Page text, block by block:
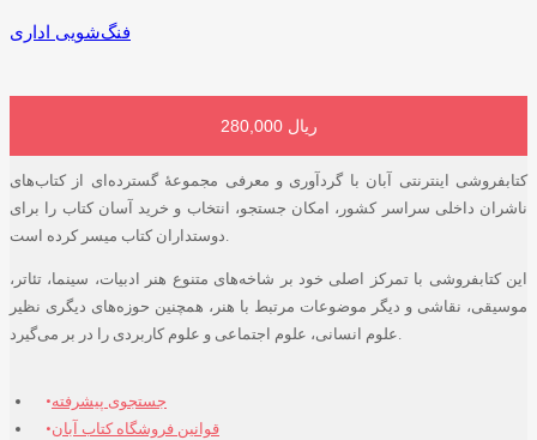
فنگ‌شویی اداری
280,000 ریال
افزودن به سبد خرید
کتابفروشی اینترنتی آبان با گردآوری و معرفی مجموعۀ گسترده‌ای از کتاب‌های
ناشران داخلی سراسر کشور، امکان جستجو، انتخاب و خرید آسان کتاب را برای
دوستداران کتاب میسر کرده است.
این کتابفروشی با تمرکز اصلی خود بر شاخه‌های متنوع هنر ادبیات، سینما، تئاتر،
موسیقی، نقاشی و دیگر موضوعات مرتبط با هنر، همچنین حوزه‌های دیگری نظیر
علوم انسانی، علوم اجتماعی و علوم کاربردی را در بر می‌گیرد.
جستجوی پیشرفته
قوانین فروشگاه کتاب آبان